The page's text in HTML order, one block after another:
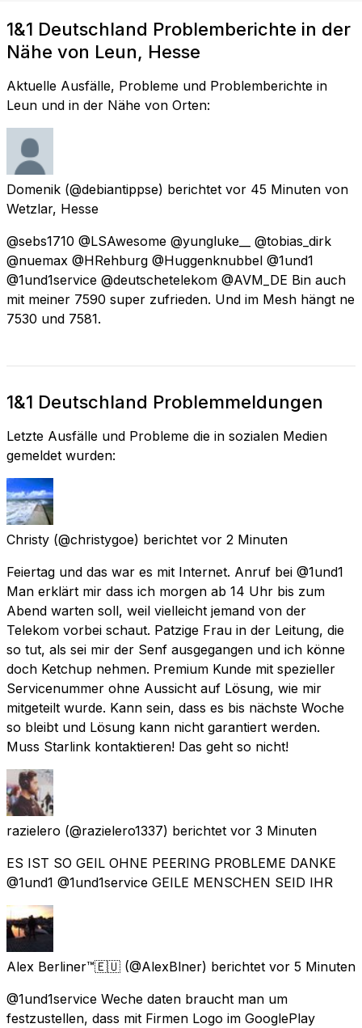
1&1 Deutschland Problemberichte in der
Nähe von Leun, Hesse
Aktuelle Ausfälle, Probleme und Problemberichte in
Leun und in der Nähe von Orten:
Domenik (@debiantippse) berichtet vor 45 Minuten von
Wetzlar, Hesse
@sebs1710 @LSAwesome @yungluke__ @tobias_dirk
@nuemax @HRehburg @Huggenknubbel @1und1
@1und1service @deutschetelekom @AVM_DE Bin auch
mit meiner 7590 super zufrieden. Und im Mesh hängt ne
7530 und 7581.
1&1 Deutschland Problemmeldungen
Letzte Ausfälle und Probleme die in sozialen Medien
gemeldet wurden:
Christy (@christygoe) berichtet vor 2 Minuten
Feiertag und das war es mit Internet. Anruf bei @1und1
Man erklärt mir dass ich morgen ab 14 Uhr bis zum
Abend warten soll, weil vielleicht jemand von der
Telekom vorbei schaut. Patzige Frau in der Leitung, die
so tut, als sei mir der Senf ausgegangen und ich könne
doch Ketchup nehmen. Premium Kunde mit spezieller
Servicenummer ohne Aussicht auf Lösung, wie mir
mitgeteilt wurde. Kann sein, dass es bis nächste Woche
so bleibt und Lösung kann nicht garantiert werden.
Muss Starlink kontaktieren! Das geht so nicht!
razielero (@razielero1337) berichtet vor 3 Minuten
ES IST SO GEIL OHNE PEERING PROBLEME DANKE
@1und1 @1und1service GEILE MENSCHEN SEID IHR
Alex Berliner™🇪🇺 (@AlexBlner) berichtet vor 5 Minuten
@1und1service Weche daten braucht man um
festzustellen, dass mit Firmen Logo im GooglePlay